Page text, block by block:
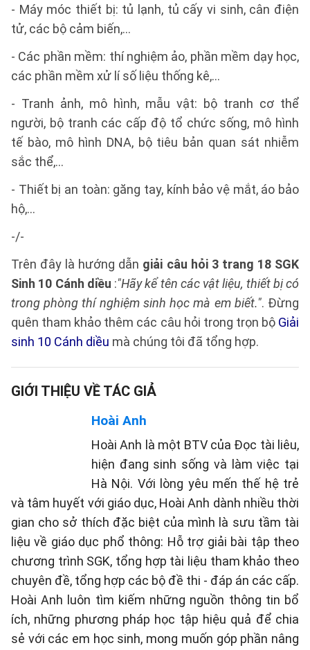
- Máy móc thiết bị: tủ lạnh, tủ cấy vi sinh, cân điện
tử, các bộ cảm biến,…
- Các phần mềm: thí nghiệm ảo, phần mềm dạy học,
các phần mềm xử lí số liệu thống kê,…
- Tranh ảnh, mô hình, mẫu vật: bộ tranh cơ thể
người, bộ tranh các cấp độ tổ chức sống, mô hình
tế bào, mô hình DNA, bộ tiêu bản quan sát nhiễm
sắc thể,…
- Thiết bị an toàn: găng tay, kính bảo vệ mắt, áo bảo
hộ,…
-/-
Trên đây là hướng dẫn giải câu hỏi 3 trang 18 SGK
Sinh 10 Cánh diều :"Hãy kể tên các vật liệu, thiết bị có
trong phòng thí nghiệm sinh học mà em biết.". Đừng
quên tham khảo thêm các câu hỏi trong trọn bộ Giải
sinh 10 Cánh diều mà chúng tôi đã tổng hợp.
GIỚI THIỆU VỀ TÁC GIẢ
Hoài Anh
Hoài Anh là một BTV của Đọc tài liêu,
hiện đang sinh sống và làm việc tại
Hà Nội. Với lòng yêu mến thế hệ trẻ
và tâm huyết với giáo dục, Hoài Anh dành nhiều thời
gian cho sở thích đặc biệt của mình là sưu tầm tài
liệu về giáo dục phổ thông: Hỗ trợ giải bài tập theo
chương trình SGK, tổng hợp tài liệu tham khảo theo
chuyên đề, tổng hợp các bộ đề thi - đáp án các cấp.
Hoài Anh luôn tìm kiếm những nguồn thông tin bổ
ích, những phương pháp học tập hiệu quả để chia
sẻ với các em học sinh, mong muốn góp phần nâng